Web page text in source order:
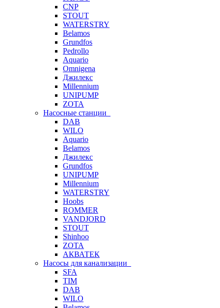
CNP
STOUT
WATERSTRY
Belamos
Grundfos
Pedrollo
Aquario
Omnigena
Джилекс
Millennium
UNIPUMP
ZOTA
Насосные станции
DAB
WILO
Aquario
Belamos
Джилекс
Grundfos
UNIPUMP
Millennium
WATERSTRY
Hoobs
ROMMER
VANDJORD
STOUT
Shinhoo
ZOTA
АКВАТЕК
Насосы для канализации
SFA
TIM
DAB
WILO